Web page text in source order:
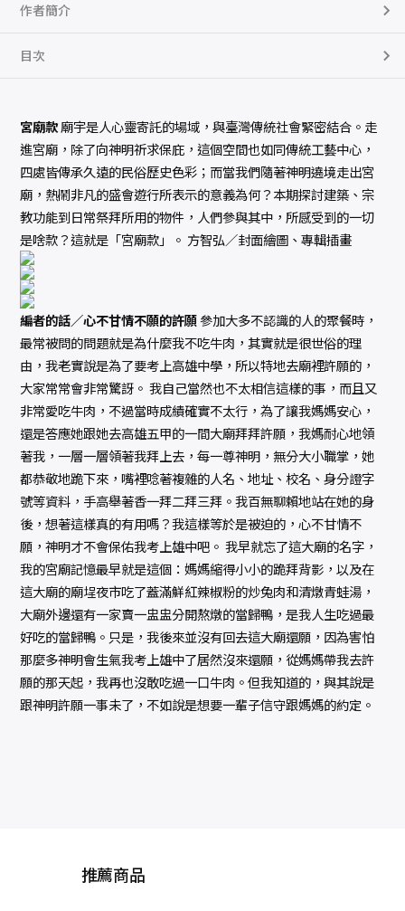
作者簡介
目次
宮廟款廟宇是人心靈寄託的場域，與臺灣傳統社會緊密結合。走
進宮廟，除了向神明祈求保庇，這個空間也如同傳統工藝中心，
四處皆傳承久遠的民俗歷史色彩；而當我們隨著神明遶境走出宮
廟，熱鬧非凡的盛會遊行所表示的意義為何？本期探討建築、宗
教功能到日常祭拜所用的物件，人們參與其中，所感受到的一切
是啥款？這就是「宮廟款」。 方智弘／封面繪圖、專輯插畫
編者的話／心不甘情不願的許願參加大多不認識的人的聚餐時，
最常被問的問題就是為什麼我不吃牛肉，其實就是很世俗的理
由，我老實說是為了要考上高雄中學，所以特地去廟裡許願的，
大家常常會非常驚訝。 我自己當然也不太相信這樣的事，而且又
非常愛吃牛肉，不過當時成績確實不太行，為了讓我媽媽安心，
還是答應她跟她去高雄五甲的一間大廟拜拜許願，我媽耐心地領
著我，一層一層領著我拜上去，每一尊神明，無分大小職掌，她
都恭敬地跪下來，嘴裡唸著複雜的人名、地址、校名、身分證字
號等資料，手高舉著香一拜二拜三拜。我百無聊賴地站在她的身
後，想著這樣真的有用嗎？我這樣等於是被迫的，心不甘情不
願，神明才不會保佑我考上雄中吧。 我早就忘了這大廟的名字，
我的宮廟記憶最早就是這個：媽媽縮得小小的跪拜背影，以及在
這大廟的廟埕夜市吃了蓋滿鮮紅辣椒粉的炒兔肉和清燉青蛙湯，
大廟外邊還有一家賣一盅盅分開熬燉的當歸鴨，是我人生吃過最
好吃的當歸鴨。只是，我後來並沒有回去這大廟還願，因為害怕
那麼多神明會生氣我考上雄中了居然沒來還願，從媽媽帶我去許
願的那天起，我再也沒敢吃過一口牛肉。但我知道的，與其說是
跟神明許願一事未了，不如說是想要一輩子信守跟媽媽的約定。
推薦商品